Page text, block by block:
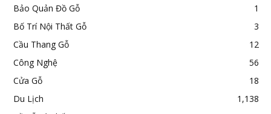
Bảo Quản Đồ Gỗ
1
Bố Trí Nội Thất Gỗ
3
Cầu Thang Gỗ
12
Công Nghệ
56
Cửa Gỗ
18
Du Lịch
1,138